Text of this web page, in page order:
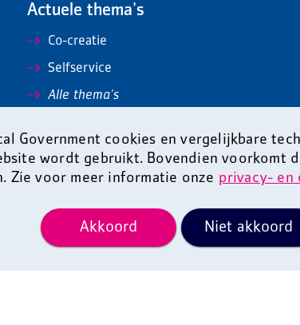
Government cookies en vergelijkbare
wordt gebruikt. Bovendien voorkomt
Zie voor meer informatie onze privacy- en
Akkoord Niet akkoord
Actuele thema's
Co-creatie
Selfservice
Alle thema's